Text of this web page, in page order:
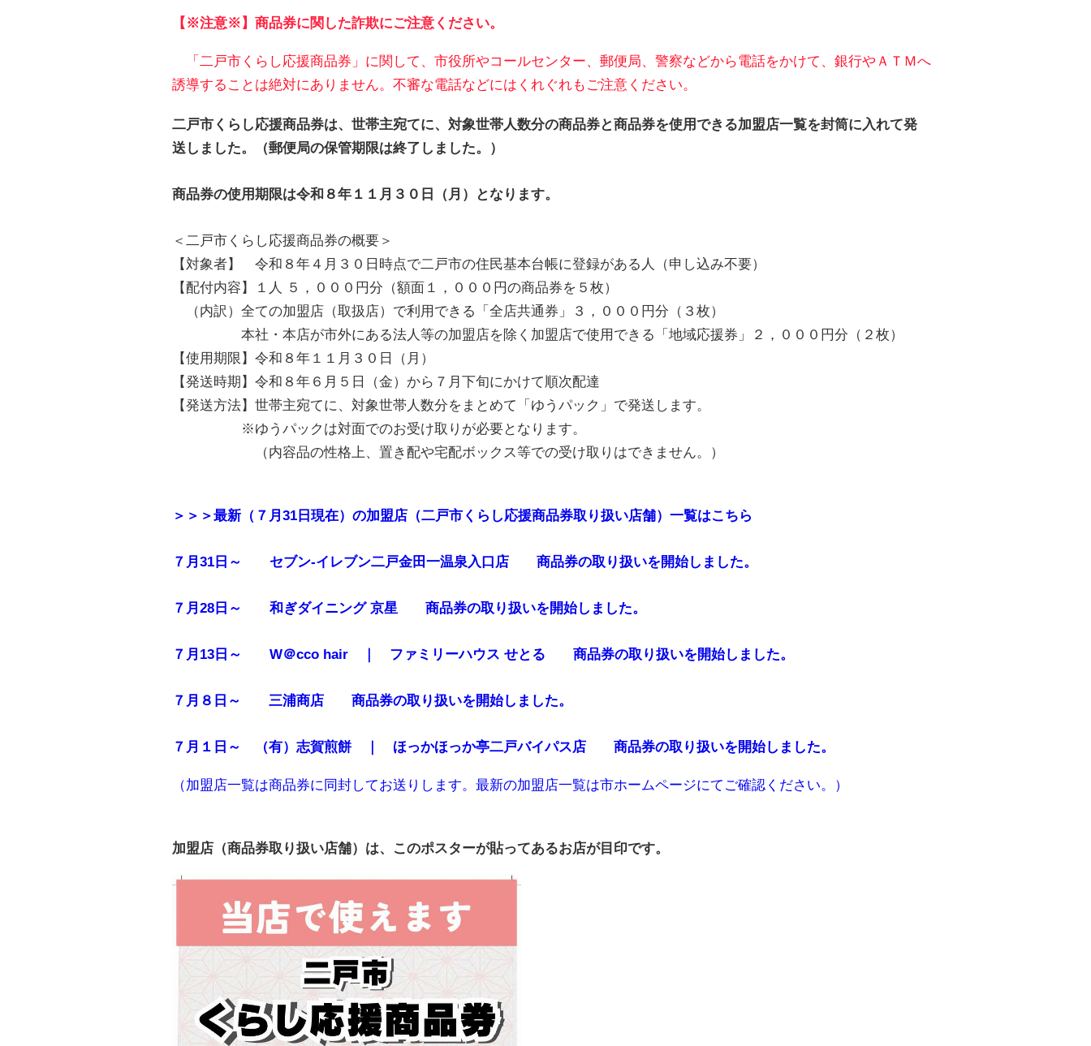
【※注意※】商品券に関した詐欺にご注意ください。
「二戸市くらし応援商品券」に関して、市役所やコールセンター、郵便局、警察などから電話をかけて、銀行やＡＴＭへ
誘導することは絶対にありません。不審な電話などにはくれぐれもご注意ください。
二戸市くらし応援商品券は、世帯主宛てに、対象世帯人数分の商品券と商品券を使用できる加盟店一覧を封筒に入れて発
送しました。（郵便局の保管期限は終了しました。）
商品券の使用期限は令和８年１１月３０日（月）となります。
＜二戸市くらし応援商品券の概要＞
【対象者】 令和８年４月３０日時点で二戸市の住民基本台帳に登録がある人（申し込み不要）
【配付内容】１人 ５，０００円分（額面１，０００円の商品券を５枚）
（内訳）全ての加盟店（取扱店）で利用できる「全店共通券」３，０００円分（３枚）
本社・本店が市外にある法人等の加盟店を除く加盟店で使用できる「地域応援券」２，０００円分（２枚）
【使用期限】令和８年１１月３０日（月）
【発送時期】令和８年６月５日（金）から７月下旬にかけて順次配達
【発送方法】世帯主宛てに、対象世帯人数分をまとめて「ゆうパック」で発送します。
※ゆうパックは対面でのお受け取りが必要となります。
（内容品の性格上、置き配や宅配ボックス等での受け取りはできません。）
＞＞＞最新（７月31日現在）の加盟店（二戸市くらし応援商品券取り扱い店舗）一覧はこちら
７月31日～ セブン-イレブン二戸金田一温泉入口店 商品券の取り扱いを開始しました。
７月28日～ 和ぎダイニング 京星 商品券の取り扱いを開始しました。
７月13日～ W＠cco hair ｜ ファミリーハウス せとる 商品券の取り扱いを開始しました。
７月８日～ 三浦商店 商品券の取り扱いを開始しました。
７月１日～ （有）志賀煎餅 ｜ ほっかほっか亭二戸バイパス店 商品券の取り扱いを開始しました。
（加盟店一覧は商品券に同封してお送りします。最新の加盟店一覧は市ホームページにてご確認ください。）
加盟店（商品券取り扱い店舗）は、このポスターが貼ってあるお店が目印です。